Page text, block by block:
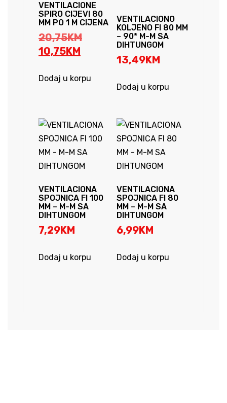
VENTILACIONE
SPIRO CIJEVI 80
MM PO 1 M CIJENA
20,75KMOriginal
20,75KM.
10,75KM Current
is:
10,75KM.
Dodaj u korpu
VENTILACIONO
KOLJENO FI 80 MM
– 90* M-M SA
DIHTUNGOM
13,49KM
Dodaj u korpu
VENTILACIONA
SPOJNICA FI 100
MM – M-M SA
DIHTUNGOM
7,29KM
Dodaj u korpu
VENTILACIONA
SPOJNICA FI 80
MM – M-M SA
DIHTUNGOM
6,99KM
Dodaj u korpu